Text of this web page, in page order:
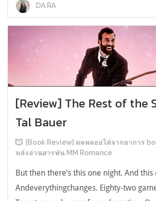
DA RA
[Review] The Rest of the
Tal Bauer
[Book Review] ผลพลอยได้จากอาการ
หลังอ่านสารพัน MM Romance
But then there’s this one night. And this
Andeverythingchanges. Eighty-two